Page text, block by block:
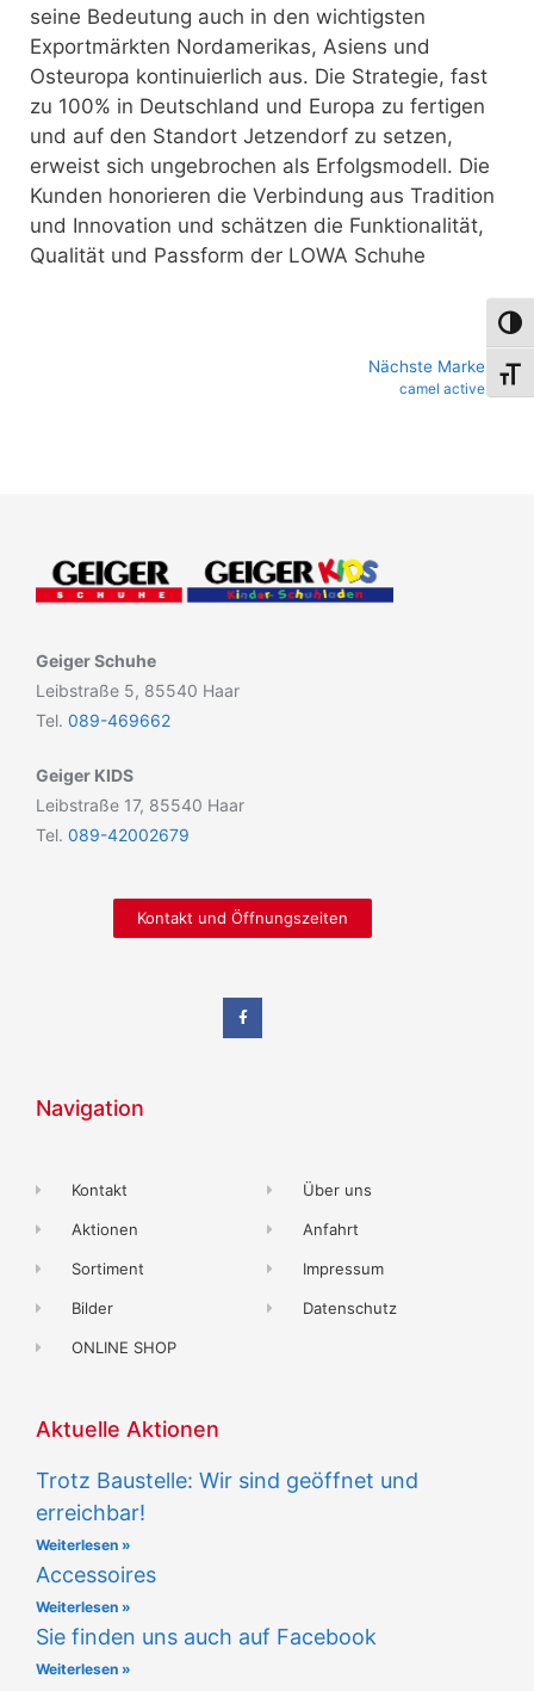
seine Bedeutung auch in den wichtigsten
Exportmärkten Nordamerikas, Asiens und
Osteuropa kontinuierlich aus. Die Strategie, fast
zu 100% in Deutschland und Europa zu fertigen
und auf den Standort Jetzendorf zu setzen,
erweist sich ungebrochen als Erfolgsmodell. Die
Kunden honorieren die Verbindung aus Tradition
und Innovation und schätzen die Funktionalität,
Qualität und Passform der LOWA Schuhe
Nächste Marke
camel active
Geiger Schuhe
Leibstraße 5, 85540 Haar
Tel. 089-469662
Geiger KIDS
Leibstraße 17, 85540 Haar
Tel. 089-42002679
Kontakt und Öffnungszeiten
Navigation
Kontakt
Aktionen
Sortiment
Bilder
ONLINE SHOP
Über uns
Anfahrt
Impressum
Datenschutz
Aktuelle Aktionen
Trotz Baustelle: Wir sind geöffnet und
erreichbar!
Weiterlesen »
Accessoires
Weiterlesen »
Sie finden uns auch auf Facebook
Weiterlesen »